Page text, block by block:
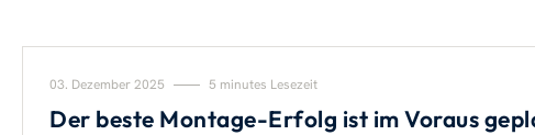
03. Dezember 2025 5 minutes Lesezeit
Der beste Montage-Erfolg ist im Voraus